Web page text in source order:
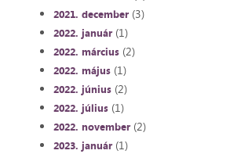
2021. december(3)
2022. január(1)
2022. március(2)
2022. május(1)
2022. június(2)
2022. július(1)
2022. november(2)
2023. január(1)